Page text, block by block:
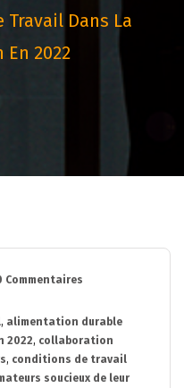
Travail Dans La
2022
Commentaires
, alimentation durable
2022, collaboration
, conditions de travail
soucieux de leur